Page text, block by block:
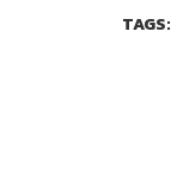
TAGS: